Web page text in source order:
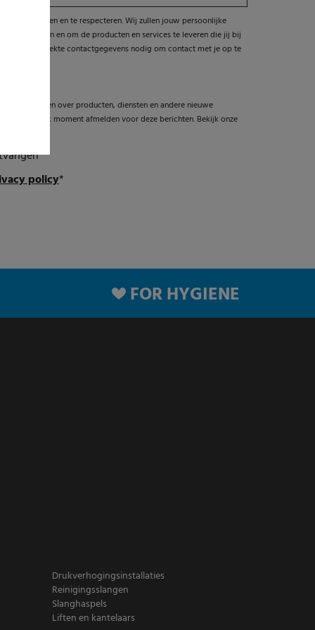
te beschermen en te respecteren. Wij zullen jouw persoonlijke
te beheren en om de producten en services te leveren die jij bij
jou verstrekte contactgegevens nodig om contact met je op te
informeren over producten, diensten en andere nieuwe
kunt je op elk moment afmelden voor deze berichten. Bekijk onze
policy*
FOR HYGIENE
Drukverhogingsinstallaties
Reinigingsslangen
Slanghaspels
Liften en kantelaars